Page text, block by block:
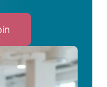
to
Saiba
mais